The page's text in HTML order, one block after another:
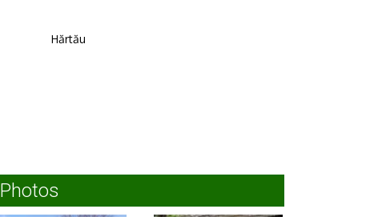
Hărtău
Photos